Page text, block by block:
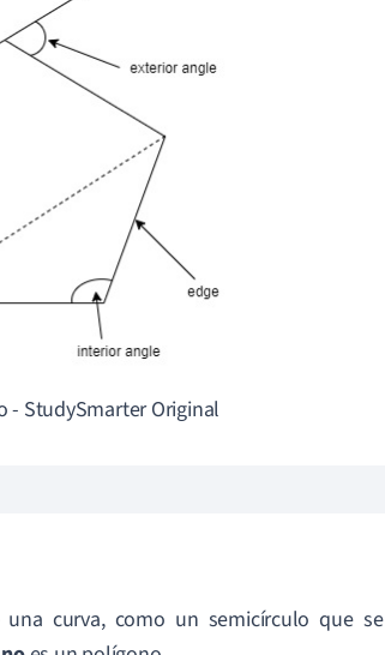
- StudySmarter Original
curva, como un semicírculo que se